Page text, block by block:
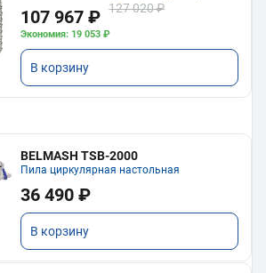
107 967 ₽ 127 020 ₽
Экономия: 19 053 ₽
В корзину
BELMASH TSB-2000
Пила циркулярная настольная
36 490 ₽
В корзину